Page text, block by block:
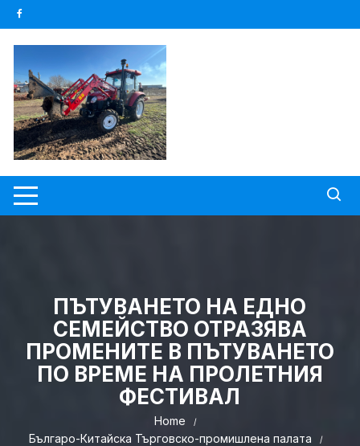
Skip
to
content
ПЪТУВАНЕТО НА ЕДНО
СЕМЕЙСТВО ОТРАЗЯВА
ПРОМЕНИТЕ В ПЪТУВАНЕТО
ПО ВРЕМЕ НА ПРОЛЕТНИЯ
ФЕСТИВАЛ
Home
Българо-Китайска Търговско-промишлена палaта